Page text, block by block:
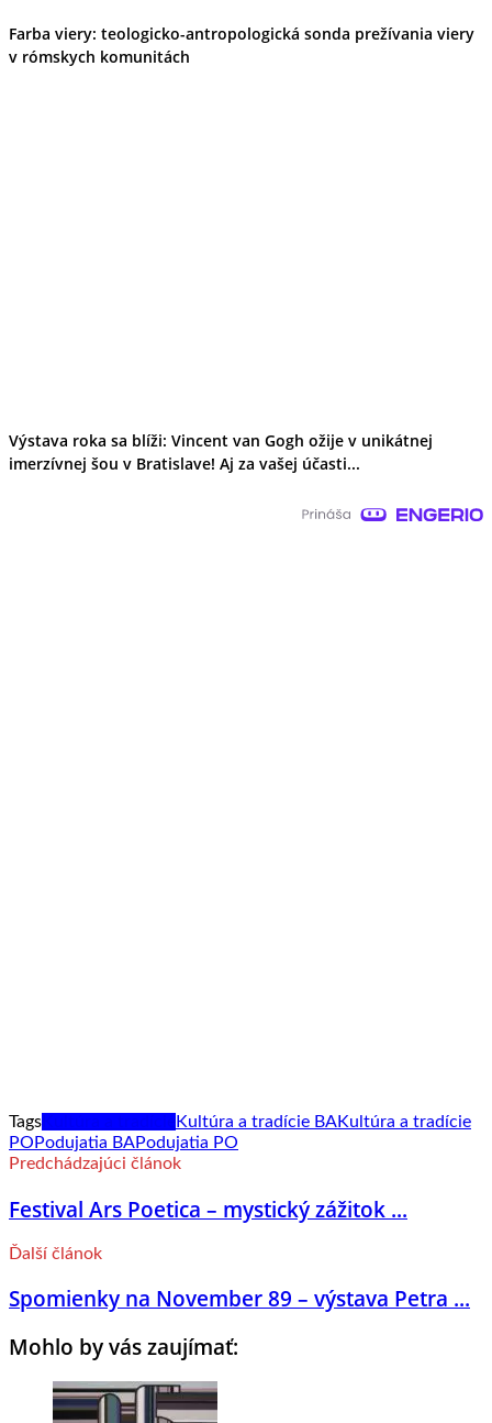
Farba viery: teologicko-antropologická sonda prežívania viery
v rómskych komunitách
Výstava roka sa blíži: Vincent van Gogh ožije v unikátnej
imerzívnej šou v Bratislave! Aj za vašej účasti...
Tags Kultúra a tradície BAKultúra a tradície
PO Podujatia BAPodujatia PO
Predchádzajúci článok
Festival Ars Poetica – mystický zážitok ...
Ďalší článok
Spomienky na November 89 – výstava Petra ...
Mohlo by vás zaujímať: